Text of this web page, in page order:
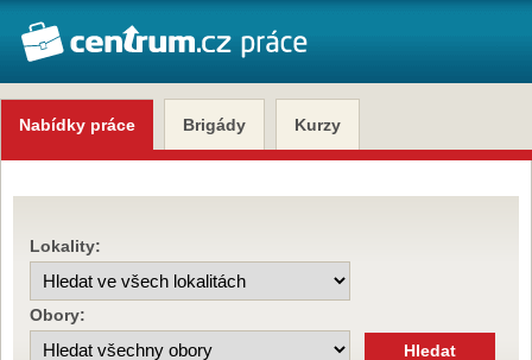
Nabídky práce Brigády Kurzy
Lokality:
Obory: